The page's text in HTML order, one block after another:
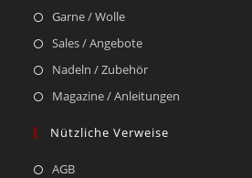
Garne / Wolle
Sales / Angebote
Nadeln / Zubehör
Magazine / Anleitungen
Nützliche Verweise
AGB